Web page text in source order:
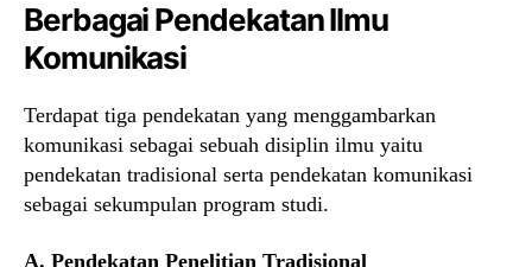
Berbagai Pendekatan Ilmu
Komunikasi
Terdapat tiga pendekatan yang menggambarkan
komunikasi sebagai sebuah disiplin ilmu yaitu
pendekatan tradisional serta pendekatan komunikasi
sebagai sekumpulan program studi.
A. Pendekatan Penelitian Tradisional